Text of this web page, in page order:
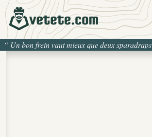
“ Un bon frein vaut mieux que deux sparadraps